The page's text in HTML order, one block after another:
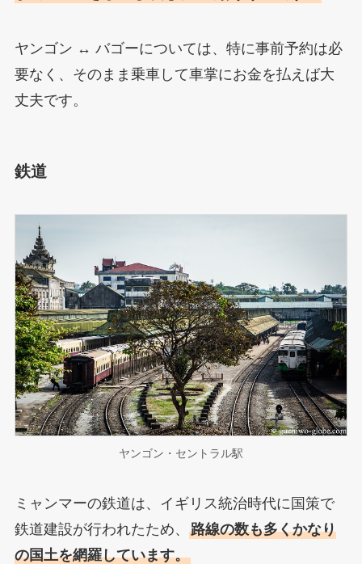
ヤンゴン ↔ バゴーについては、特に事前予約は必
要なく、そのまま乗車して車掌にお金を払えば大
丈夫です。
鉄道
ヤンゴン・セントラル駅
ミャンマーの鉄道は、イギリス統治時代に国策で
鉄道建設が行われたため、 路線の数も多くかなり
の国土を網羅しています。